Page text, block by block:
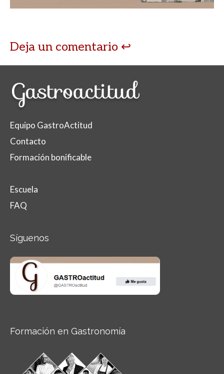
Deja un comentario
Equipo GastroActitud
Contacto
Formación bonificable
Escuela
FAQ
Síguenos
Formación en Gastronomía